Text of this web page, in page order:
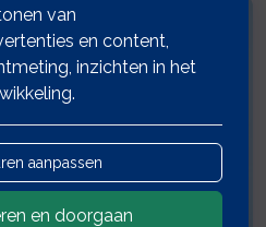
van
en content,
inzichten in het
aanpassen
en doorgaan